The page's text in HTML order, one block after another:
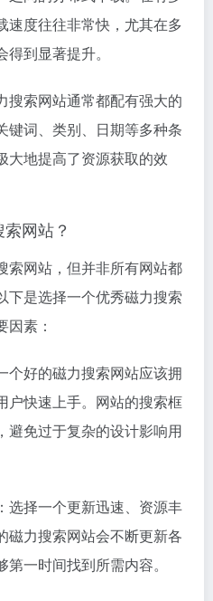
速度往往非常快，尤其在多
到显著提升。
搜索网站通常都配有强大的
键词、类别、日期等多种条
大地提高了资源获取的效
网站？
索网站，但并非所有网站都
下是选择一个优秀磁力搜索
素：
个好的磁力搜索网站应该拥
户快速上手。网站的搜索框
避免过于复杂的设计影响用
选择一个更新迅速、资源丰
磁力搜索网站会不断更新各
一时间找到所需内容。